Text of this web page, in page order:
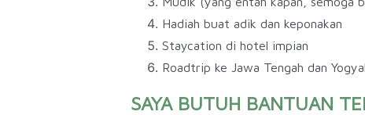
Hadiah buat adik dan keponakan
Staycation di hotel impian
Roadtrip ke Jawa Tengah dan
SAYA BUTUH BANTUAN